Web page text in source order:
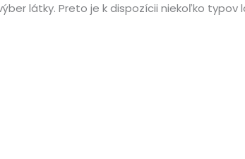
látky. Preto je k dispozícii niekoľko typov